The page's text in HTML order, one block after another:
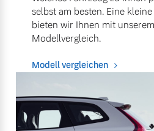
selbst am besten. Eine
bieten wir Ihnen mit
Modellvergleich.
Modell vergleichen